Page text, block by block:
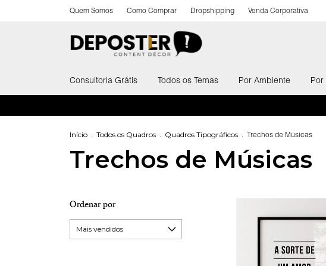
Quem Somos Como Comprar Dropshipping Venda Corporativa
Consultoria Grátis Todos os Temas Por Ambiente Por
Início Todos os Quadros Quadros Tipográficos Trechos de Músicas
Trechos de Músicas
Ordenar por